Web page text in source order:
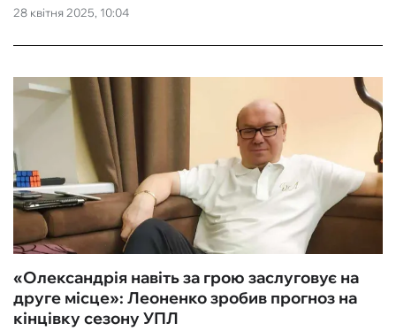
28 квітня 2025, 10:04
«Олександрія навіть за грою заслуговує на
друге місце»: Леоненко зробив прогноз на
кінцівку сезону УПЛ